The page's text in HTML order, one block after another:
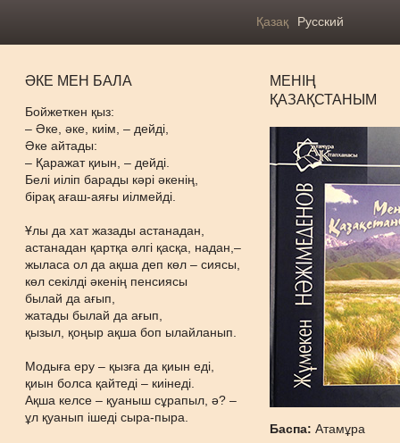
Қазақ Русский
ӘКЕ МЕН БАЛА
Бойжеткен қыз:
– Әке, әке, киім, – дейді,
Әке айтады:
– Қаражат қиын, – дейді.
Белі иіліп барады кәрі әкенің,
бірақ ағаш-аяғы иілмейді.
Ұлы да хат жазады астанадан,
астанадан қартқа әлгі қасқа, надан,–
жыласа ол да ақша деп көл – сиясы,
көл секілді әкенің пенсиясы
былай да ағып,
жатады былай да ағып,
қызыл, қоңыр ақша боп ылайланып.
Модыға еру – қызға да қиын еді,
қиын болса қайтеді – киінеді.
Ақша келсе – қуаныш сұрапыл, ә? –
ұл қуанып ішеді сыра-пыра.
МЕНІҢ
ҚАЗАҚСТАНЫМ
Баспа:Атамұра